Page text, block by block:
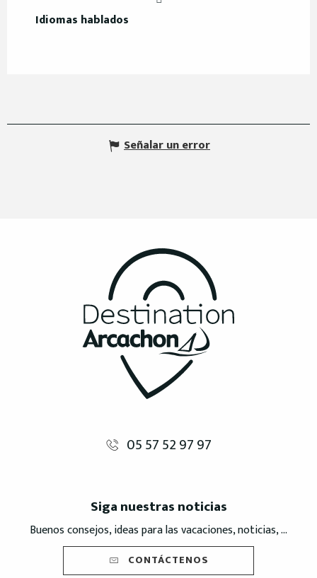
Idiomas hablados
Idiomas hablados
Señalar un error
05 57 52 97 97
Siga nuestras noticias
Buenos consejos, ideas para las vacaciones, noticias, ...
CONTÁCTENOS